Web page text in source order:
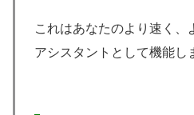
これはあなたのより速く、
アシスタントとして機能し